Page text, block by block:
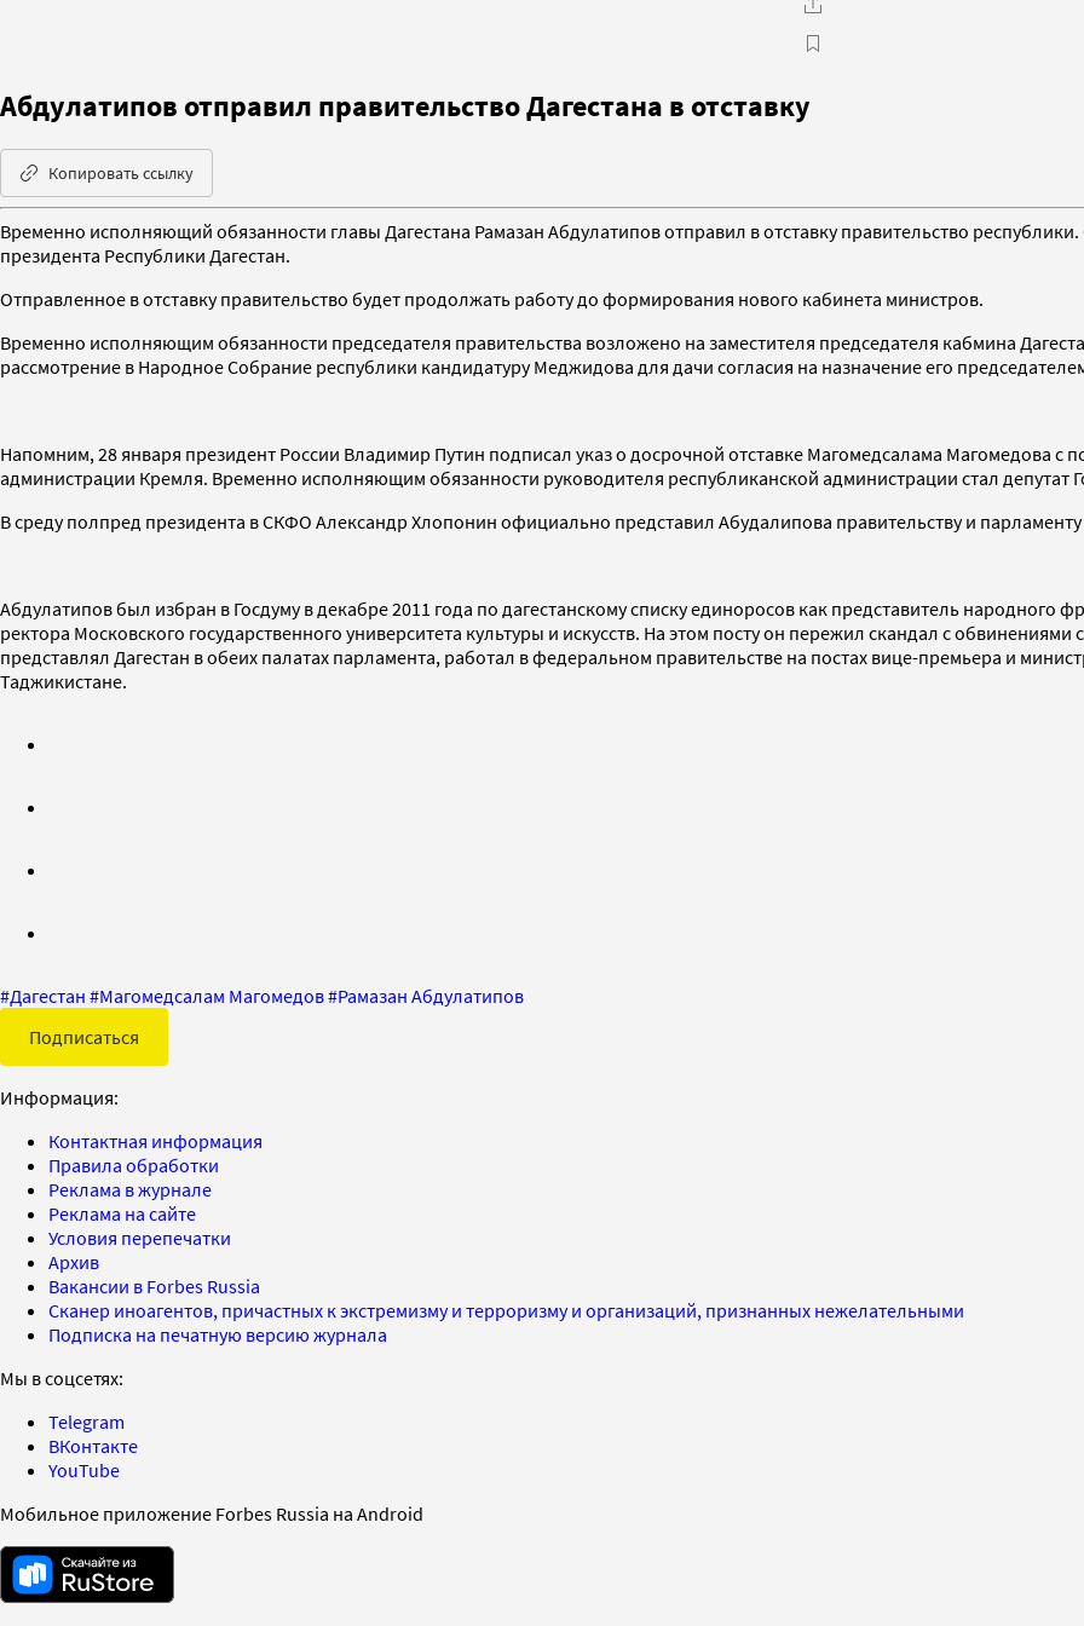
Абдулатипов отправил правительство Дагестана в отставку
Копировать ссылку
Временно исполняющий обязанности главы Дагестана Рамазан Абдулатипов отправил в отставку правительство
президента Республики Дагестан.
Отправленное в отставку правительство будет продолжать работу до формирования нового кабинета министров.
Временно исполняющим обязанности председателя правительства возложено на заместителя председателя кабмина
рассмотрение в Народное Собрание республики кандидатуру Меджидова для дачи согласия на назначение его
Напомним, 28 января президент России Владимир Путин подписал указ о досрочной отставке Магомедсалама Магомедова с
администрации Кремля. Временно исполняющим обязанности руководителя республиканской администрации стал депутат
В среду полпред президента в СКФО Александр Хлопонин официально представил Абудалипова правительству и парламенту
Абдулатипов был избран в Госдуму в декабре 2011 года по дагестанскому списку единоросов как представитель народного
ректора Московского государственного университета культуры и искусств. На этом посту он пережил скандал с обвинениями
представлял Дагестан в обеих палатах парламента, работал в федеральном правительстве на постах вице-премьера и
Таджикистане.
#Дагестан #Магомедсалам Магомедов#Рамазан Абдулатипов
Подписаться
Информация:
Контактная информация
Правила обработки
Реклама в журнале
Реклама на сайте
Условия перепечатки
Архив
Вакансии в Forbes Russia
Сканер иноагентов, причастных к экстремизму и терроризму и организаций, признанных нежелательными
Подписка на печатную версию журнала
Мы в соцсетях:
Telegram
ВКонтакте
YouTube
Мобильное приложение Forbes Russia на Android